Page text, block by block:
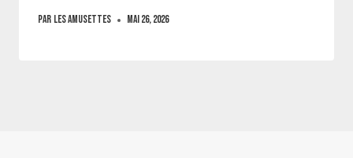
Par Les amusettes mai 26, 2026